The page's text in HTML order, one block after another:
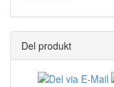
Del produkt